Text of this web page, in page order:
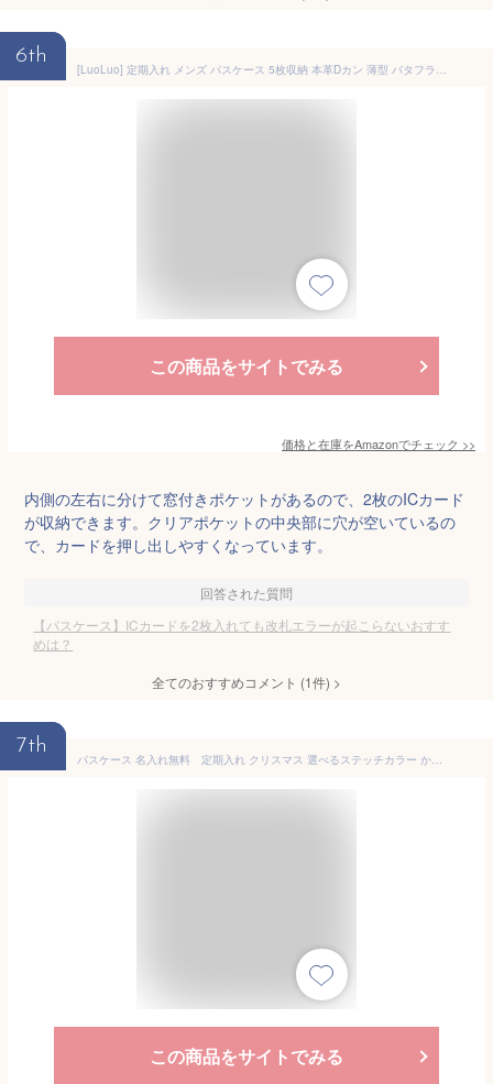
6th
[LuoLuo] 定期入れ メンズ パスケース 5枚収納 本革Dカン 薄型 バタフライ ICカード2枚使用可能 ストラップ付き 通勤 通学 (グリーン)
この商品をサイトでみる
価格と在庫をAmazonでチェック >>
内側の左右に分けて窓付きポケットがあるので、2枚のICカード
が収納できます。クリアポケットの中央部に穴が空いているの
で、カードを押し出しやすくなっています。
回答された質問
【パスケース】ICカードを2枚入れても改札エラーが起こらないおすす
めは？
全てのおすすめコメント (1件) >
7th
パスケース 名入れ無料 定期入れ クリスマス 選べるステッチカラー かわいい 免許証ケース レディース 2つ折り メンズ 名入れ ギフト 本革 イタリア icカード 2枚 二つ折り 定期入れ 通学 通勤
この商品をサイトでみる